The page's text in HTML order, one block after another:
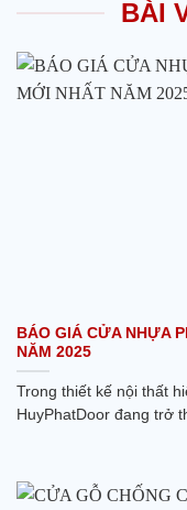
BÀI
BÁO GIÁ CỬA NHỰA
NĂM 2025
Trong thiết kế nội thất
HuyPhatDoor đang trở